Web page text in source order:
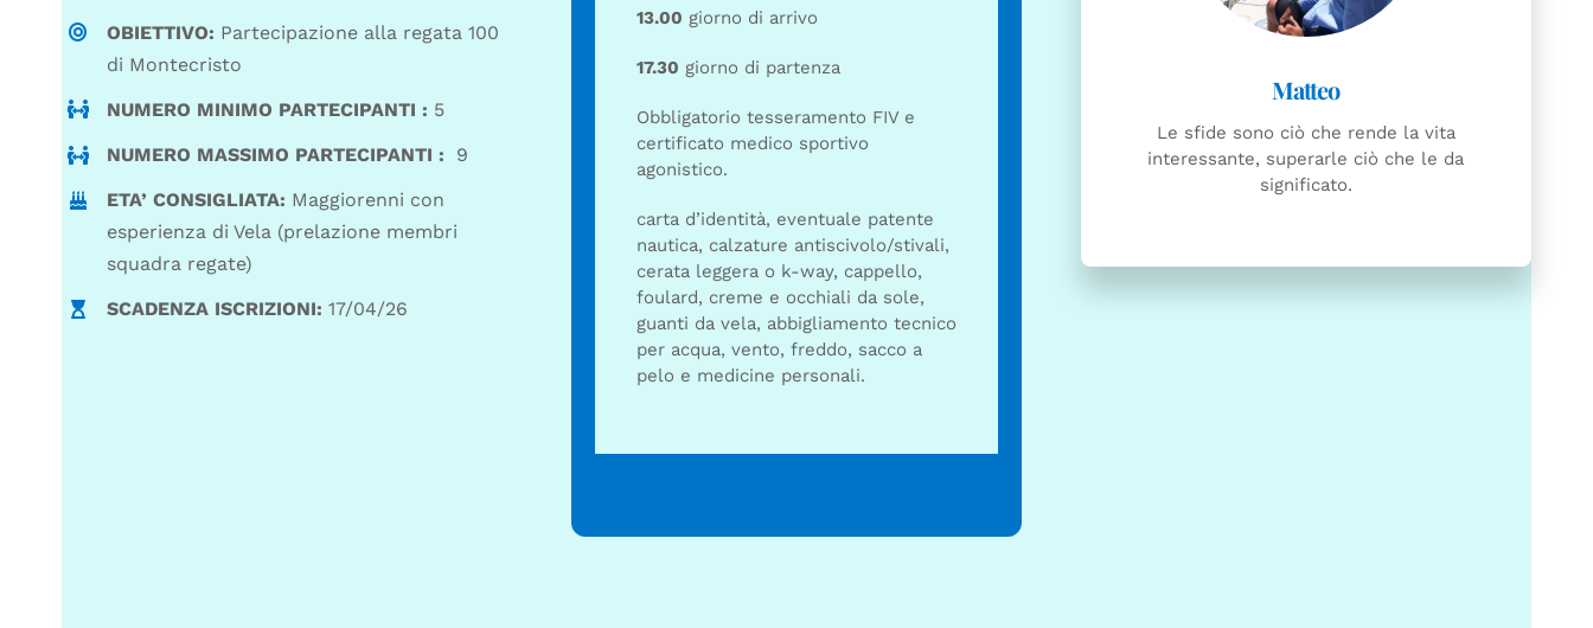
OBIETTIVO: Partecipazione alla regata 100
di Montecristo
NUMERO MINIMO PARTECIPANTI : 5
NUMERO MASSIMO PARTECIPANTI : 9
ETA’ CONSIGLIATA: Maggiorenni con
esperienza di Vela (prelazione membri
squadra regate)
SCADENZA ISCRIZIONI:17/04/26
13.00 giorno di arrivo
17.30 giorno di partenza
Obbligatorio tesseramento FIV e
certificato medico sportivo
agonistico.
carta d’identità, eventuale patente
nautica, calzature antiscivolo/stivali,
cerata leggera o k-way, cappello,
foulard, creme e occhiali da sole,
guanti da vela, abbigliamento tecnico
per acqua, vento, freddo, sacco a
pelo e medicine personali.
Le sfide sono ciò che rende la vita
interessante, superarle ciò che le da
significato.